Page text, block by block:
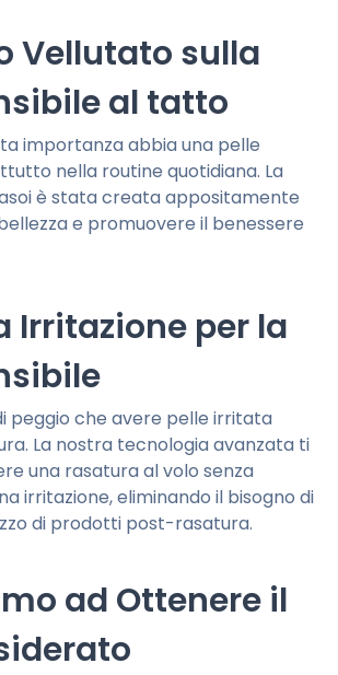
Vellutato sulla
al tatto
importanza abbia una pelle
nella routine quotidiana. La
è stata creata appositamente
e promuovere il benessere
Irritazione per la
peggio che avere pelle irritata
La nostra tecnologia avanzata ti
una rasatura al volo senza
irritazione, eliminando il bisogno di
di prodotti post-rasatura.
ad Ottenere il